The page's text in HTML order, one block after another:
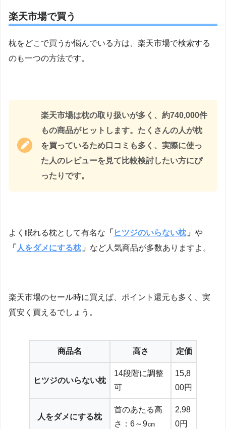
楽天市場で買う
枕をどこで買うか悩んでいる方は、楽天市場で検索する
のも一つの方法です。
楽天市場は枕の取り扱いが多く、約740,000件
もの商品がヒットします。たくさんの人が枕
を買っているため口コミも多く、実際に使っ
た人のレビューを見て比較検討したい方にぴ
ったりです。
よく眠れる枕として有名な 「 ヒツジのいらない枕 」 や
「 人をダメにする枕 」 など人気商品が多数ありますよ。
楽天市場のセール時に買えば、ポイント還元も多く、実
質安く買えるでしょう。
商品名 高さ 定価
ヒツジのいらない枕
14段階に調整
可
15,8
00円
人をダメにする枕
首のあたる高
さ：6～9㎝
2,98
0円